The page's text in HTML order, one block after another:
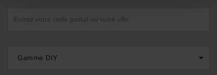
Gamme DIY